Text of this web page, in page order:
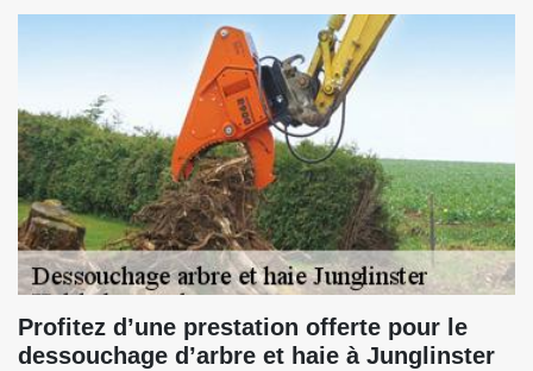
Profitez d’une prestation offerte pour le
dessouchage d’arbre et haie à Junglinster